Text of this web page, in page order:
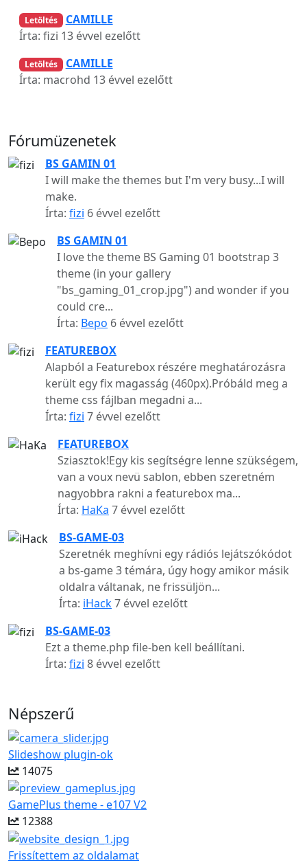
Letöltés
CAMILLE
Írta: fizi 13 évvel ezelőtt
Letöltés
CAMILLE
Írta: macrohd 13 évvel ezelőtt
Fórumüzenetek
BS GAMIN 01
I will make the themes but I'm very busy...I will
make.
Írta: fizi 6 évvel ezelőtt
BS GAMIN 01
I love the theme BS Gaming 01 bootstrap 3
theme (in your gallery
"bs_gaming_01_crop.jpg") and wonder if you
could cre...
Írta: Bepo 6 évvel ezelőtt
FEATUREBOX
Alapból a Featurebox részére meghatározásra
került egy fix magasság (460px).Próbáld meg a
theme css fájlban megadni a...
Írta: fizi 7 évvel ezelőtt
FEATUREBOX
Sziasztok!Egy kis segítségre lenne szükségem,
van a voux nevü sablon, ebben szeretném
nagyobbra rakni a featurebox ma...
Írta: HaKa 7 évvel ezelőtt
BS-GAME-03
Szeretnék meghívni egy rádiós lejátszókódot
a bs-game 3 témára, úgy hogy amikor másik
oldalra váltanak, ne frissüljön...
Írta: iHack7 évvel ezelőtt
BS-GAME-03
Ezt a theme.php file-ben kell beállítani.
Írta: fizi 8 évvel ezelőtt
Népszerű
Slideshow plugin-ok
14075
GamePlus theme - e107 V2
12388
Frissítettem az oldalamat